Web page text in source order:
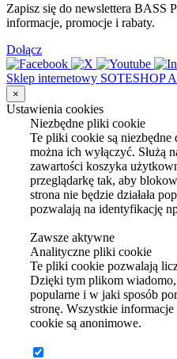
Zapisz się do newslettera BASS
informacje, promocje i rabaty.
Dołącz
Sklep internetowy SOTESHOP
×
Ustawienia cookies
Niezbędne pliki cookie
Te pliki cookie są niezbędne
można ich wyłączyć. Służą
zawartości koszyka
przeglądarkę tak, aby
strona nie będzie działała
pozwalają na identyfikację
Zawsze aktywne
Analityczne pliki cookie
Te pliki cookie pozwalają
Dzięki tym plikom wiadomo,
popularne i w jaki sposób
stronę. Wszystkie
cookie są anonimowe.